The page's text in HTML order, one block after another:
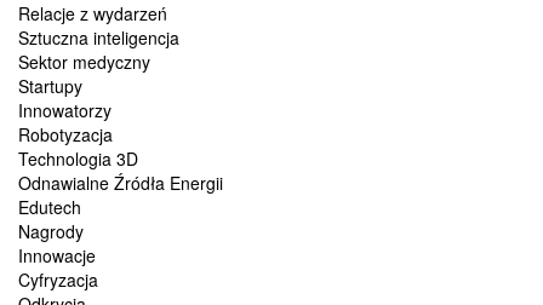
Relacje z wydarzeń
Sztuczna inteligencja
Sektor medyczny
Startupy
Innowatorzy
Robotyzacja
Technologia 3D
Odnawialne Źródła Energii
Edutech
Nagrody
Innowacje
Cyfryzacja